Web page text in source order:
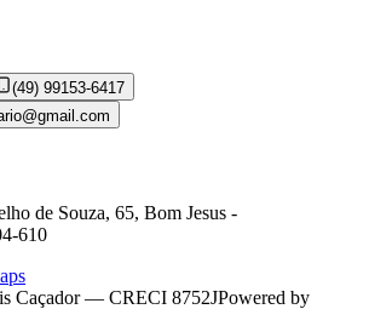
(49) 99153-6417
de Souza, 65, Bom Jesus -
610
Caçador— CRECI 8752JPowered by